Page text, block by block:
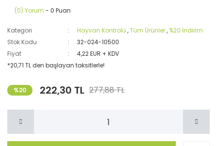
(0) Yorum - 0 Puan
Kategori Hayvan Kontrolü ,Tüm Ürünler, %20 İndirim
Stok Kodu
32-024-10500
Fiyat
4,22 EUR + KDV
*20,71 TL den başlayan taksitlerle!
%20 222,30 TL 277,88 TL